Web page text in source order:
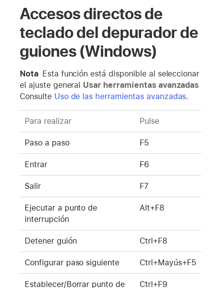
Accesos directos de
teclado del depurador de
guiones (Windows)
Nota Esta función está disponible al seleccionar
el ajuste general Usar herramientas avanzadas
Consulte Uso de las herramientas avanzadas.
Para realizar Pulse
Paso a paso F5
Entrar F6
Salir F7
Ejecutar a punto de
interrupción
Alt+F8
Detener guión Ctrl+F8
Configurar paso siguiente Ctrl+Mayús+F5
Establecer/Borrar punto de Ctrl+F9